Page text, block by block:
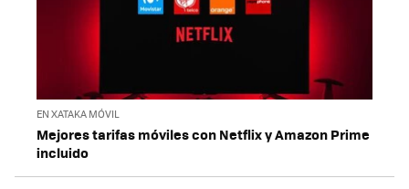
EN XATAKA MÓVIL
Mejores tarifas móviles con Netflix y Amazon Prime
incluido